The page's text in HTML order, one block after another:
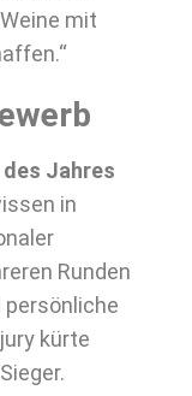
mit
Jahres
in
Runden
persönliche
kürte